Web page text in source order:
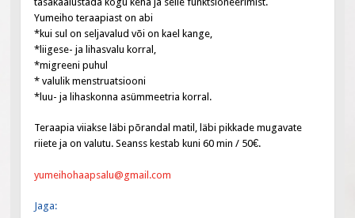
Yumeiho teraapiast on abi
*kui sul on seljavalud või on kael kange,
*liigese- ja lihasvalu korral,
*migreeni puhul
* valulik menstruatsiooni
*luu- ja lihaskonna asümmeetria korral.
Teraapia viiakse läbi põrandal matil, läbi pikkade mugavate
riiete ja on valutu. Seanss kestab kuni 60 min / 50€.
yumeihohaapsalu@gmail.com
Jaga: